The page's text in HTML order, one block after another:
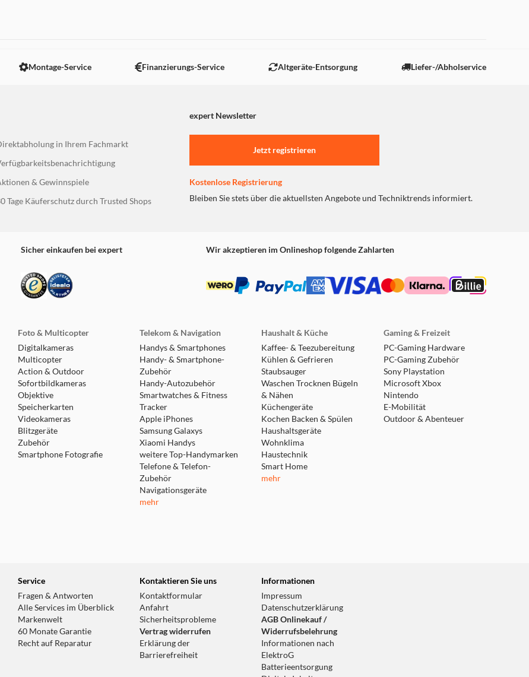
Montage-Service Finanzierungs-Service Altgeräte-Entsorgung Liefer-/Abholservice
expert Newsletter
in Ihrem Fachmarkt
& Gewinnspiele
Tage Käuferschutz durch Trusted Shops
Jetzt registrieren
Kostenlose Registrierung
Bleiben Sie stets über die aktuellsten Angebote und Techniktrends informiert.
Sicher einkaufen bei expert Wir akzeptieren im Onlineshop folgende Zahlarten
Foto & Multicopter
Digitalkameras
Multicopter
Action & Outdoor
Sofortbildkameras
Objektive
Speicherkarten
Videokameras
Blitzgeräte
Zubehör
Smartphone Fotografie
Telekom & Navigation
Handys & Smartphones
Handy- & Smartphone-
Zubehör
Handy-Autozubehör
Smartwatches & Fitness
Tracker
Apple iPhones
Samsung Galaxys
Xiaomi Handys
weitere Top-Handymarken
Telefone & Telefon-
Zubehör
Navigationsgeräte
mehr
Haushalt & Küche
Kaffee- & Teezubereitung
Kühlen & Gefrieren
Staubsauger
Waschen Trocknen Bügeln
& Nähen
Küchengeräte
Kochen Backen & Spülen
Haushaltsgeräte
Wohnklima
Haustechnik
Smart Home
mehr
Gaming & Freizeit
PC-Gaming Hardware
PC-Gaming Zubehör
Sony Playstation
Microsoft Xbox
Nintendo
E-Mobilität
Outdoor & Abenteuer
Service
Fragen & Antworten
Alle Services im Überblick
Markenwelt
60 Monate Garantie
Recht auf Reparatur
Kontaktieren Sie uns
Kontaktformular
Anfahrt
Sicherheitsprobleme
Vertrag widerrufen
Erklärung der
Barrierefreiheit
Informationen
Impressum
Datenschutzerklärung
AGB Onlinekauf /
Widerrufsbelehrung
Informationen nach
ElektroG
Batterieentsorgung